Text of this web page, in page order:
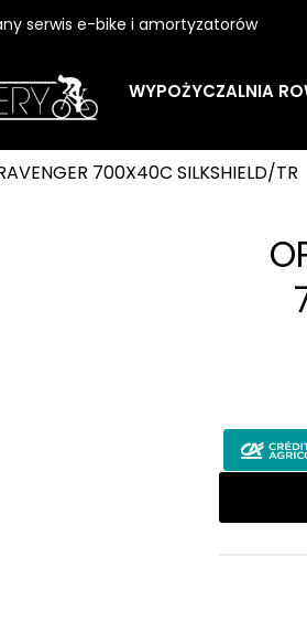
serwis e-bike i amortyzatorów
WYPOŻYCZALNIA
700X40C SILKSHIELD/TR